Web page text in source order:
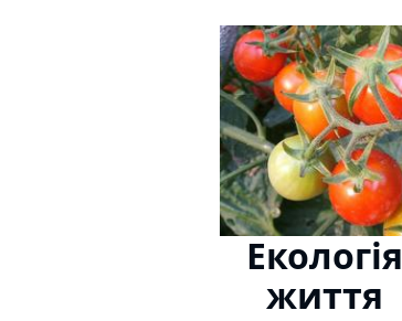
Екологія
життя